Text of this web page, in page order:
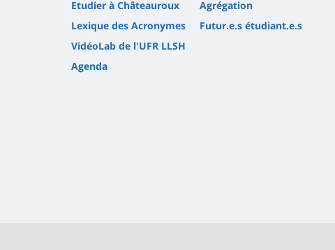
Etudier à Châteauroux
Lexique des Acronymes
VidéoLab de l'UFR LLSH
Agenda
Agrégation
Futur.e.s étudiant.e.s